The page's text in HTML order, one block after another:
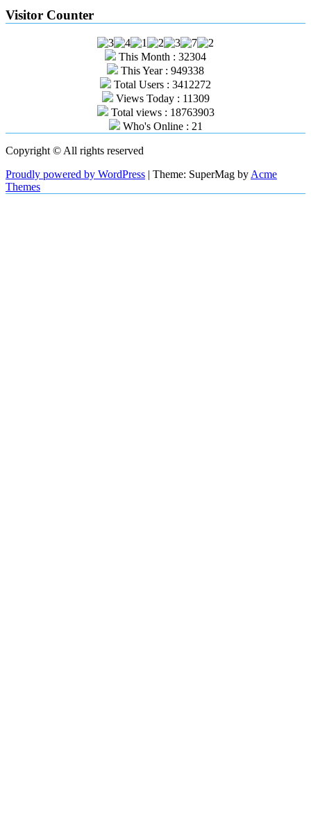
Visitor Counter
This Month : 32304
This Year : 949338
Total Users : 3412272
Views Today : 11309
Total views : 18763903
Who's Online : 21
Copyright © All rights reserved
Proudly powered by WordPress | Theme: SuperMag by Acme
Themes